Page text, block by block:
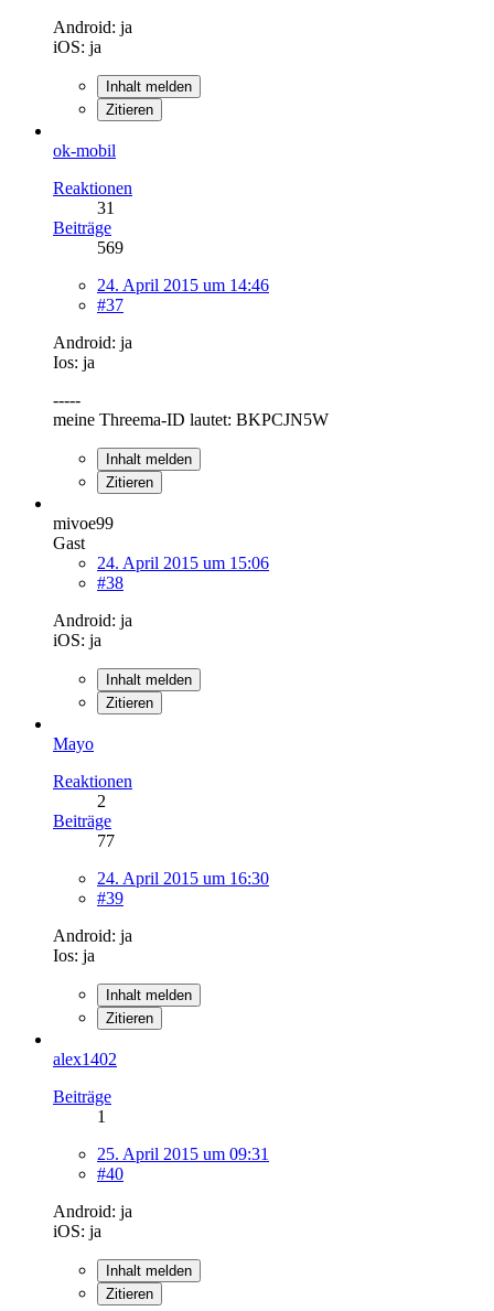
Android: ja
iOS: ja
Inhalt melden
Zitieren
ok-mobil
Reaktionen
31
Beiträge
569
24. April 2015 um 14:46
#37
Android: ja
Ios: ja
-----
meine Threema-ID lautet: BKPCJN5W
Inhalt melden
Zitieren
mivoe99
Gast
24. April 2015 um 15:06
#38
Android: ja
iOS: ja
Inhalt melden
Zitieren
Mayo
Reaktionen
2
Beiträge
77
24. April 2015 um 16:30
#39
Android: ja
Ios: ja
Inhalt melden
Zitieren
alex1402
Beiträge
1
25. April 2015 um 09:31
#40
Android: ja
iOS: ja
Inhalt melden
Zitieren